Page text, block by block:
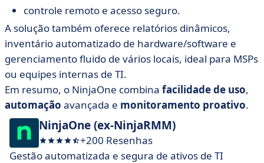
controle remoto e acesso seguro.
A solução também oferece relatórios dinâmicos,
inventário automatizado de hardware/software e
gerenciamento fluido de vários locais, ideal para MSPs
ou equipes internas de TI.
Em resumo, o NinjaOne combina facilidade de uso,
automação avançada e monitoramento proativo.
NinjaOne (ex-NinjaRMM)
+200 Resenhas
Gestão automatizada e segura de ativos de TI